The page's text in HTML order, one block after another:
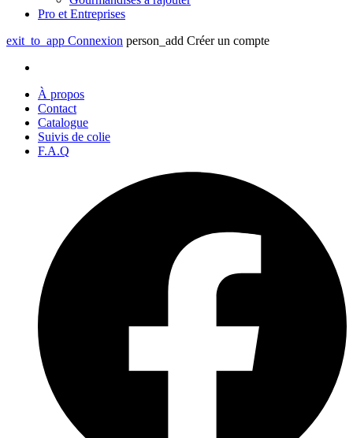
Pro et Entreprises
exit_to_app Connexion person_add Créer un compte
À propos
Contact
Catalogue
Suivis de colie
F.A.Q